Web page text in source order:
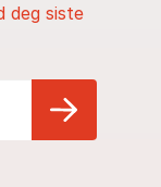
deg siste